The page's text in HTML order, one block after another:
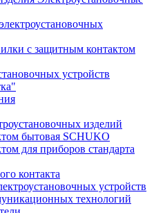
с защитным контактом
устройств
изделий
бытовая SCHUKO
для приборов стандарта
контакта
устройств
технологий